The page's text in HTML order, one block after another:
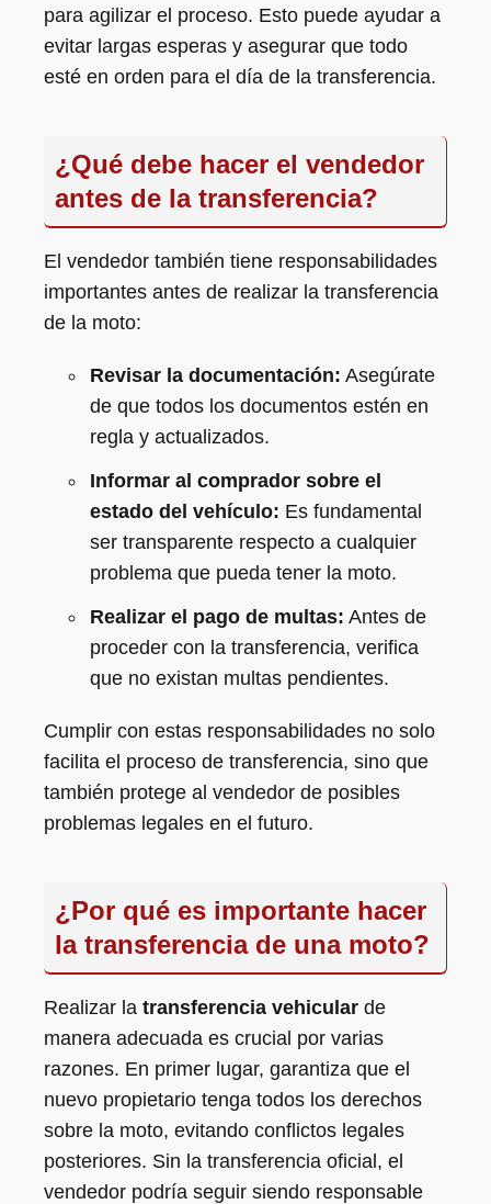
para agilizar el proceso. Esto puede ayudar a
evitar largas esperas y asegurar que todo
esté en orden para el día de la transferencia.
¿Qué debe hacer el vendedor
antes de la transferencia?
El vendedor también tiene responsabilidades
importantes antes de realizar la transferencia
de la moto:
Revisar la documentación: Asegúrate
de que todos los documentos estén en
regla y actualizados.
Informar al comprador sobre el
estado del vehículo: Es fundamental
ser transparente respecto a cualquier
problema que pueda tener la moto.
Realizar el pago de multas: Antes de
proceder con la transferencia, verifica
que no existan multas pendientes.
Cumplir con estas responsabilidades no solo
facilita el proceso de transferencia, sino que
también protege al vendedor de posibles
problemas legales en el futuro.
¿Por qué es importante hacer
la transferencia de una moto?
Realizar la transferencia vehicular de
manera adecuada es crucial por varias
razones. En primer lugar, garantiza que el
nuevo propietario tenga todos los derechos
sobre la moto, evitando conflictos legales
posteriores. Sin la transferencia oficial, el
vendedor podría seguir siendo responsable